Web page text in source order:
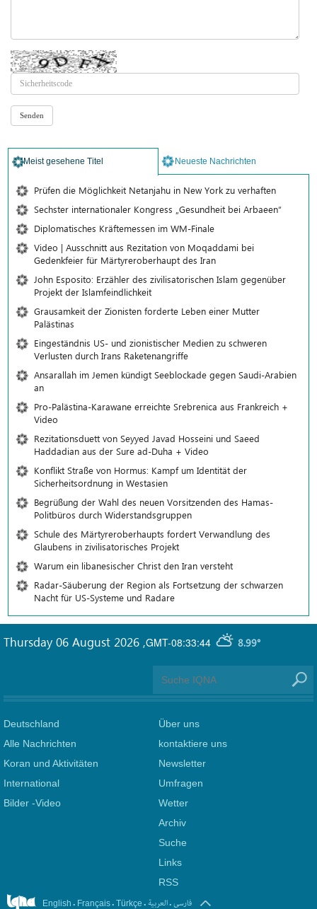
Meist gesehene Titel Neueste Nachrichten
Prüfen die Möglichkeit Netanjahu in New York zu verhaften
Sechster internationaler Kongress „Gesundheit bei Arbaeen“
Diplomatisches Kräftemessen im WM-Finale
Video | Ausschnitt aus Rezitation von Moqaddami bei
Gedenkfeier für Märtyreroberhaupt des Iran
John Esposito: Erzähler des zivilisatorischen Islam gegenüber
Projekt der Islamfeindlichkeit
Grausamkeit der Zionisten forderte Leben einer Mutter
Palästinas
Eingeständnis US- und zionistischer Medien zu schweren
Verlusten durch Irans Raketenangriffe
Ansarallah im Jemen kündigt Seeblockade gegen Saudi-Arabien
an
Pro-Palästina-Karawane erreichte Srebrenica aus Frankreich +
Video
Rezitationsduett von Seyyed Javad Hosseini und Saeed
Haddadian aus der Sure ad-Duha + Video
Konflikt Straße von Hormus: Kampf um Identität der
Sicherheitsordnung in Westasien
Begrüßung der Wahl des neuen Vorsitzenden des Hamas-
Politbüros durch Widerstandsgruppen
Schule des Märtyreroberhaupts fordert Verwandlung des
Glaubens in zivilisatorisches Projekt
Warum ein libanesischer Christ den Iran versteht
Radar-Säuberung der Region als Fortsetzung der schwarzen
Nacht für US-Systeme und Radare
GMT-08:33:44 8.99°
Thursday 06 August 2026 ,
Deutschland
Alle Nachrichten
Koran und Aktivitäten
International
Bilder -Video
Über uns
kontaktiere uns
Newsletter
Umfragen
Wetter
Archiv
Suche
Links
RSS
English . Français. Türkçe . العربیة.فارسی